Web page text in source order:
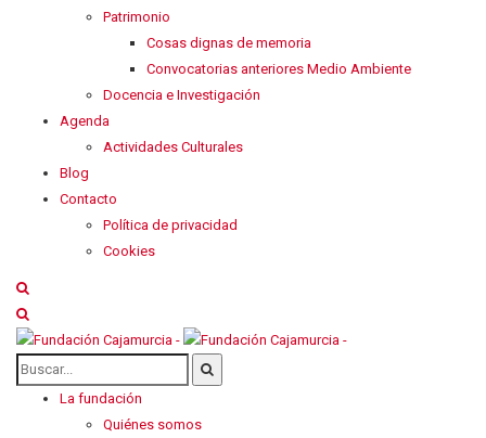
Patrimonio
Cosas dignas de memoria
Convocatorias anteriores Medio Ambiente
Docencia e Investigación
Agenda
Actividades Culturales
Blog
Contacto
Política de privacidad
Cookies
La fundación
Quiénes somos